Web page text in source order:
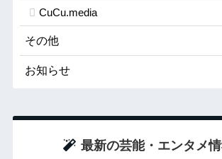
CuCu.media
その他
お知らせ
最新の芸能・エンタメ